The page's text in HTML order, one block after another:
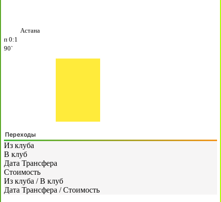
Астана
п 0:1
90`
Переходы
Из клуба
В клуб
Дата Трансфера
Стоимость
Из клуба / В клуб
Дата Трансфера / Стоимость